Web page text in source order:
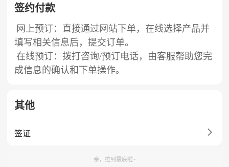
签约付款
网上预订：直接通过网站下单，在线选择产品并
填写相关信息后，提交订单。
在线预订：拨打咨询/预订电话，由客服帮助您完
成信息的确认和下单操作。
其他
签证 
亲，拉到最底啦~